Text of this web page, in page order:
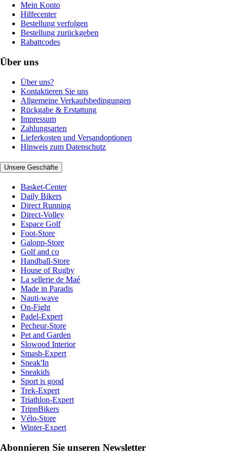
Mein Konto
Hilfecenter
Bestellung verfolgen
Bestellung zurückgeben
Rabattcodes
Über uns
Über uns?
Kontaktieren Sie uns
Allgemeine Verkaufsbedingungen
Rückgabe & Erstattung
Impressum
Zahlungsarten
Lieferkosten und Versandoptionen
Hinweis zum Datenschutz
Unsere Geschäfte
Basket-Center
Daily Bikers
Direct Running
Direct-Volley
Espace Golf
Foot-Store
Galopp-Store
Golf and co
Handball-Store
House of Rugby
La sellerie de Maé
Made in Paradis
Nauti-wave
On-Fight
Padel-Expert
Pecheur-Store
Pet and Garden
Slowood Interior
Smash-Expert
Sneak'In
Sneakids
Sport is good
Trek-Expert
Triathlon-Expert
TripnBikers
Vélo-Store
Winter-Expert
Abonnieren Sie unseren Newsletter